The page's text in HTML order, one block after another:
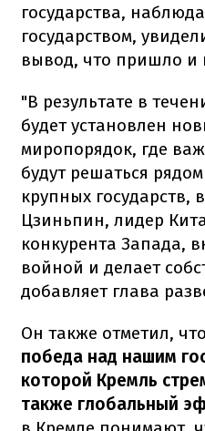
государства,
государством,
вывод, что пришло и
"В результате в
будет установлен
миропорядок, где
будут решаться
крупных государств,
Цзиньпин, лидер
конкурента Запада,
войной и делает
добавляет глава
Он также отметил,
победа над нашим
которой Кремль
также глобальный